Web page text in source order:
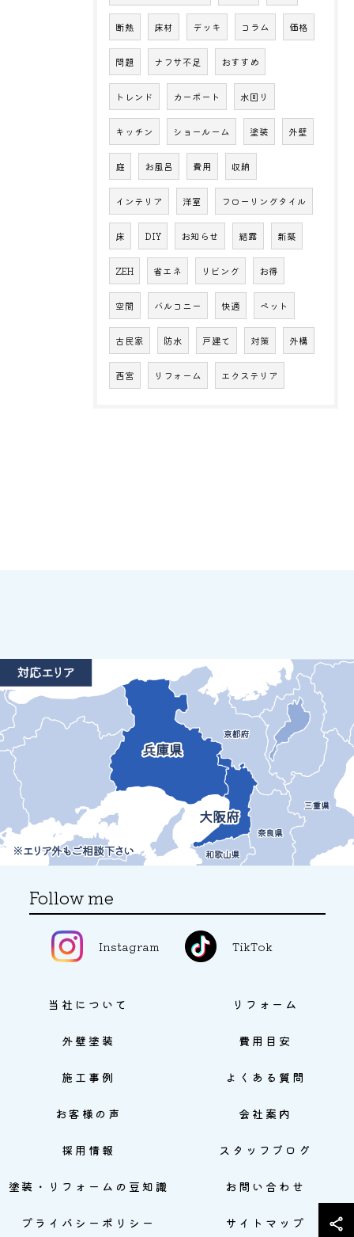
断熱 床材 デッキ コラム 価格
問題 ナフサ不足 おすすめ
トレンド カーポート 水回り
キッチン ショールーム 塗装 外壁
庭 お風呂 費用 収納
インテリア 洋室 フローリングタイル
床 DIY お知らせ 結露 新築
ZEH 省エネ リビング お得
空間 バルコニー 快適 ペット
古民家 防水 戸建て 対策 外構
西宮 リフォーム エクステリア
Follow me
Instagram TikTok
当社について リフォーム
外壁塗装 費用目安
施工事例 よくある質問
お客様の声 会社案内
採用情報 スタッフブログ
塗装・リフォームの豆知識 お問い合わせ
プライバシーポリシー サイトマップ